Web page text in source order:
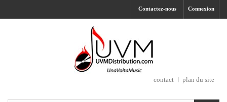
Connexion
Contactez-nous
contact plan du site